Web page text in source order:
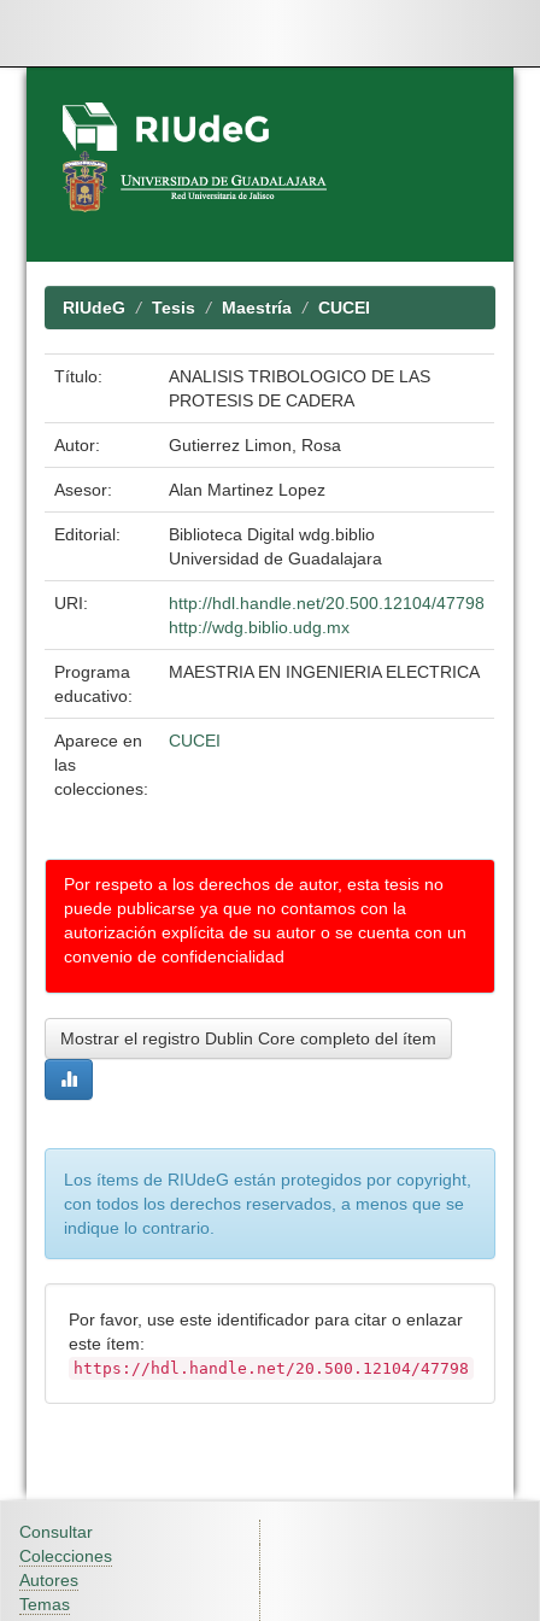
Skip
navigation
RIUdeG Tesis Maestría CUCEI
Título:
ANALISIS TRIBOLOGICO DE LAS
PROTESIS DE CADERA
Autor: Gutierrez Limon, Rosa
Asesor: Alan Martinez Lopez
Editorial:
Biblioteca Digital wdg.biblio
Universidad de Guadalajara
URI:
http://hdl.handle.net/20.500.12104/47798
http://wdg.biblio.udg.mx
Programa
educativo:
MAESTRIA EN INGENIERIA ELECTRICA
Aparece en
las
colecciones:
CUCEI
Por respeto a los derechos de autor, esta tesis no
puede publicarse ya que no contamos con la
autorización explícita de su autor o se cuenta con un
convenio de confidencialidad
Mostrar el registro Dublin Core completo del ítem
Los ítems de RIUdeG están protegidos por copyright,
con todos los derechos reservados, a menos que se
indique lo contrario.
Por favor, use este identificador para citar o enlazar
este ítem:
https://hdl.handle.net/20.500.12104/47798
Consultar
Colecciones
Autores
Temas